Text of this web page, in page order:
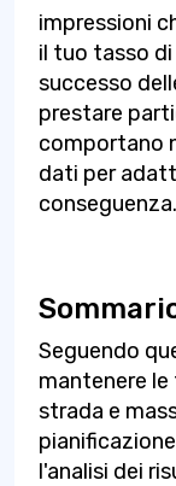
impressioni
il tuo tasso
successo
prestare
comportano
dati per
conseguenza.
Seguendo
mantenere
strada e
l'analisi dei